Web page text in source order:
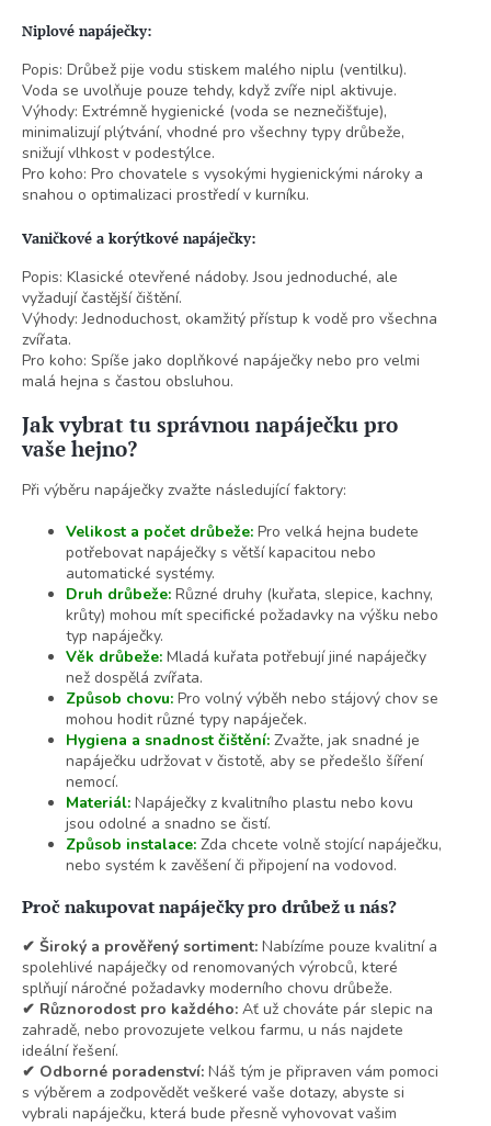
Niplové napáječky:
Popis: Drůbež pije vodu stiskem malého niplu (ventilku).
Voda se uvolňuje pouze tehdy, když zvíře nipl aktivuje.
Výhody: Extrémně hygienické (voda se neznečišťuje),
minimalizují plýtvání, vhodné pro všechny typy drůbeže,
snižují vlhkost v podestýlce.
Pro koho: Pro chovatele s vysokými hygienickými nároky a
snahou o optimalizaci prostředí v kurníku.
Vaničkové a korýtkové napáječky:
Popis: Klasické otevřené nádoby. Jsou jednoduché, ale
vyžadují častější čištění.
Výhody: Jednoduchost, okamžitý přístup k vodě pro všechna
zvířata.
Pro koho: Spíše jako doplňkové napáječky nebo pro velmi
malá hejna s častou obsluhou.
Jak vybrat tu správnou napáječku pro
vaše hejno?
Při výběru napáječky zvažte následující faktory:
Velikost a počet drůbeže: Pro velká hejna budete
potřebovat napáječky s větší kapacitou nebo
automatické systémy.
Druh drůbeže: Různé druhy (kuřata, slepice, kachny,
krůty) mohou mít specifické požadavky na výšku nebo
typ napáječky.
Věk drůbeže: Mladá kuřata potřebují jiné napáječky
než dospělá zvířata.
Způsob chovu: Pro volný výběh nebo stájový chov se
mohou hodit různé typy napáječek.
Hygiena a snadnost čištění: Zvažte, jak snadné je
napáječku udržovat v čistotě, aby se předešlo šíření
nemocí.
Materiál: Napáječky z kvalitního plastu nebo kovu
jsou odolné a snadno se čistí.
Způsob instalace: Zda chcete volně stojící napáječku,
nebo systém k zavěšení či připojení na vodovod.
Proč nakupovat napáječky pro drůbež u nás?
✔ Široký a prověřený sortiment: Nabízíme pouze kvalitní a
spolehlivé napáječky od renomovaných výrobců, které
splňují náročné požadavky moderního chovu drůbeže.
✔ Různorodost pro každého: Ať už chováte pár slepic na
zahradě, nebo provozujete velkou farmu, u nás najdete
ideální řešení.
✔ Odborné poradenství: Náš tým je připraven vám pomoci
s výběrem a zodpovědět veškeré vaše dotazy, abyste si
vybrali napáječku, která bude přesně vyhovovat vašim